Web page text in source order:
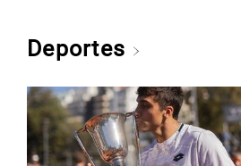
Deportes